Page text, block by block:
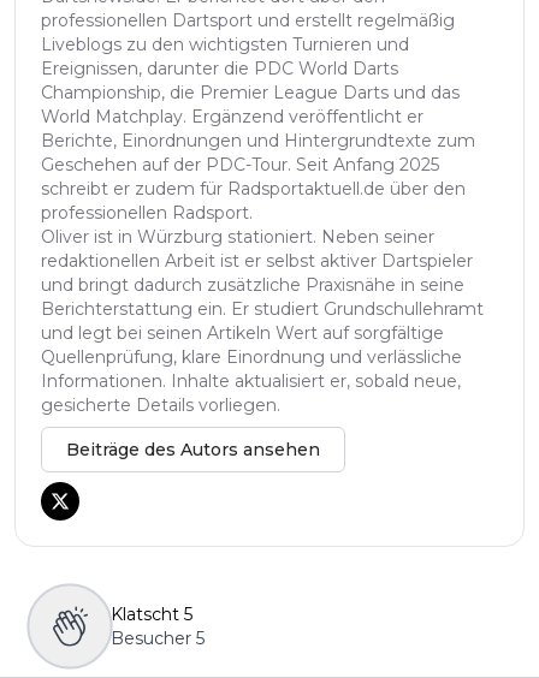
professionellen Dartsport und erstellt regelmäßig
Liveblogs zu den wichtigsten Turnieren und
Ereignissen, darunter die PDC World Darts
Championship, die Premier League Darts und das
World Matchplay. Ergänzend veröffentlicht er
Berichte, Einordnungen und Hintergrundtexte zum
Geschehen auf der PDC-Tour. Seit Anfang 2025
schreibt er zudem für Radsportaktuell.de über den
professionellen Radsport.
Oliver ist in Würzburg stationiert. Neben seiner
redaktionellen Arbeit ist er selbst aktiver Dartspieler
und bringt dadurch zusätzliche Praxisnähe in seine
Berichterstattung ein. Er studiert Grundschullehramt
und legt bei seinen Artikeln Wert auf sorgfältige
Quellenprüfung, klare Einordnung und verlässliche
Informationen. Inhalte aktualisiert er, sobald neue,
gesicherte Details vorliegen.
Beiträge des Autors ansehen
Klatscht 5
Besucher 5